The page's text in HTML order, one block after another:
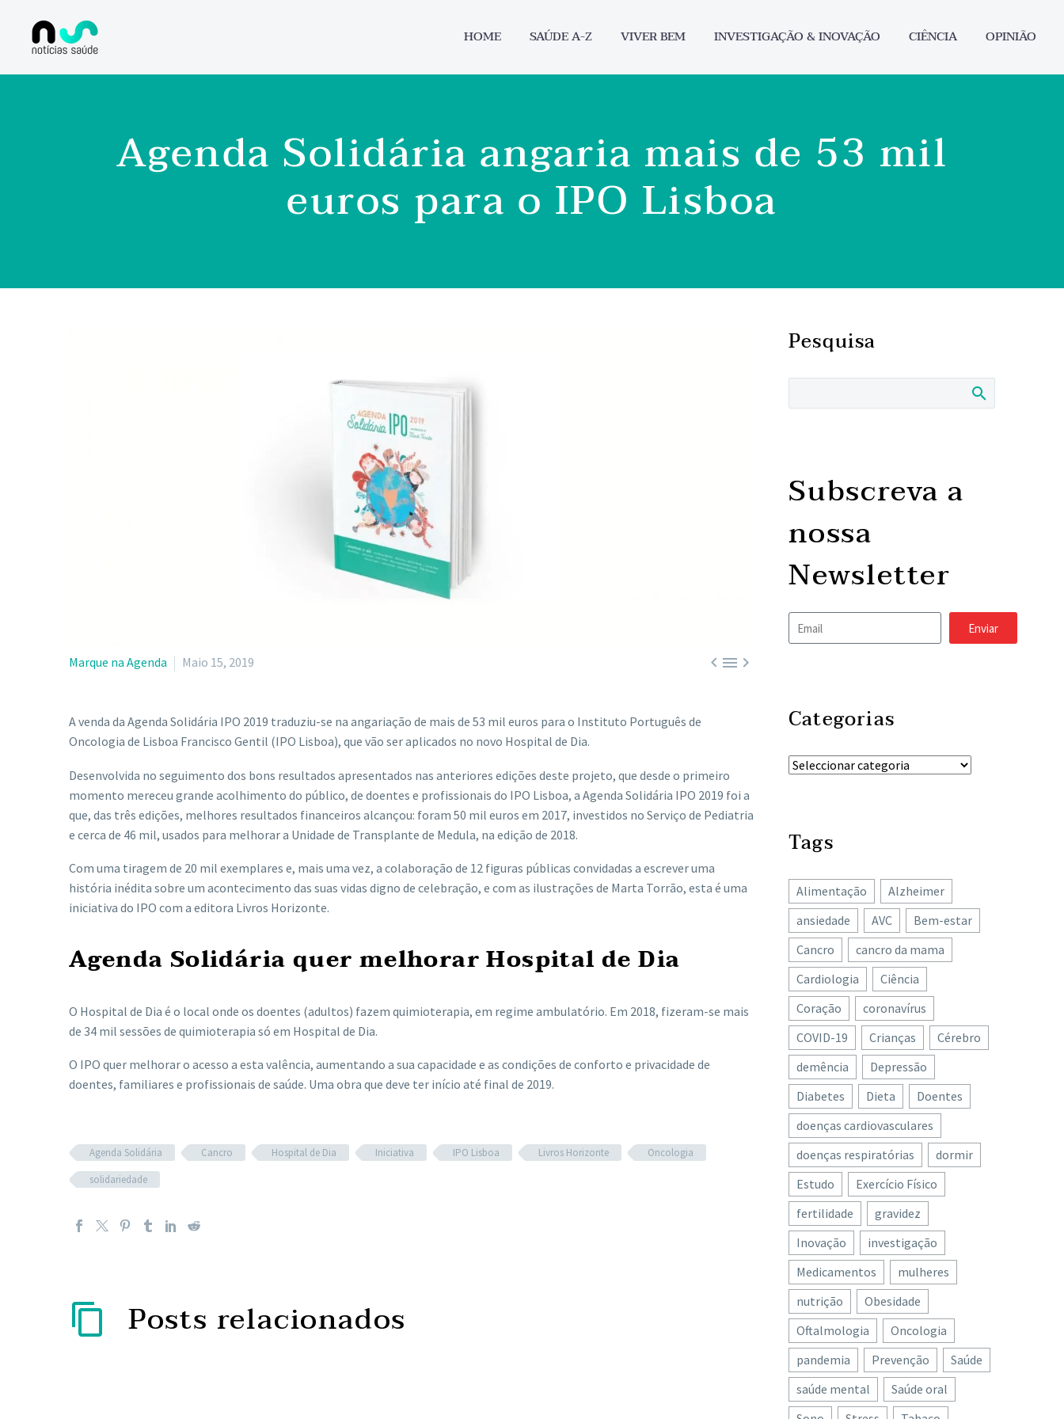
HOME SAÚDE A-Z VIVER BEM INVESTIGAÇÃO & INOVAÇÃO CIÊNCIA OPINIÃO
Agenda Solidária angaria mais de 53 mil
euros para o IPO Lisboa

Marque na Agenda Maio 15, 2019
A venda da Agenda Solidária IPO 2019 traduziu-se na angariação de mais de 53 mil euros para o Instituto Português de
Oncologia de Lisboa Francisco Gentil (IPO Lisboa), que vão ser aplicados no novo Hospital de Dia.
Desenvolvida no seguimento dos bons resultados apresentados nas anteriores edições deste projeto, que desde o primeiro
momento mereceu grande acolhimento do público, de doentes e profissionais do IPO Lisboa, a Agenda Solidária IPO 2019 foi a
que, das três edições, melhores resultados financeiros alcançou: foram 50 mil euros em 2017, investidos no Serviço de Pediatria
e cerca de 46 mil, usados para melhorar a Unidade de Transplante de Medula, na edição de 2018.
Com uma tiragem de 20 mil exemplares e, mais uma vez, a colaboração de 12 figuras públicas convidadas a escrever uma
história inédita sobre um acontecimento das suas vidas digno de celebração, e com as ilustrações de Marta Torrão, esta é uma
iniciativa do IPO com a editora Livros Horizonte.
Agenda Solidária quer melhorar Hospital de Dia
O Hospital de Dia é o local onde os doentes (adultos) fazem quimioterapia, em regime ambulatório. Em 2018, fizeram-se mais
de 34 mil sessões de quimioterapia só em Hospital de Dia.
O IPO quer melhorar o acesso a esta valência, aumentando a sua capacidade e as condições de conforto e privacidade de
doentes, familiares e profissionais de saúde. Uma obra que deve ter início até final de 2019.
Agenda Solidária Cancro Hospital de Dia Iniciativa IPO Lisboa Livros Horizonte
Oncologia
solidariedade
Posts relacionados
Pesquisa
Subscreva a
nossa
Newsletter
Enviar
Categorias
Tags
Alimentação
Alzheimer
ansiedade
AVC
Bem-estar
Cancro
cancro da mama
Cardiologia
Ciência
Coração
coronavírus
COVID-19
Crianças
Cérebro
demência
Depressão
Diabetes
Dieta
Doentes
doenças cardiovasculares
doenças respiratórias
dormir
Estudo
Exercício Físico
fertilidade
gravidez
Inovação
investigação
Medicamentos
mulheres
nutrição
Obesidade
Oftalmologia
Oncologia
pandemia
Prevenção
Saúde
saúde mental
Saúde oral